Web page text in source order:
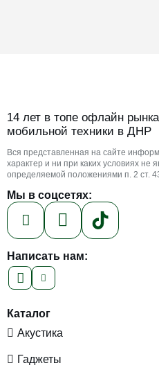
14 лет в топе офлайн рынка
мобильной техники в ДНР
Вся представленная на сайте
характер и ни при каких условиях не
определяемой положениями п. 2 ст.
Мы в соцсетях:
Написать нам:
Каталог
Акустика
Гаджеты